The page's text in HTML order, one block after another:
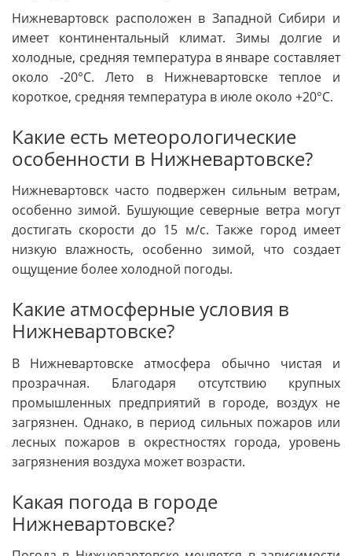
Нижневартовск расположен в Западной Сибири и
имеет континентальный климат. Зимы долгие и
холодные, средняя температура в январе составляет
около -20°C. Лето в Нижневартовске теплое и
короткое, средняя температура в июле около +20°C.
Какие есть метеорологические
особенности в Нижневартовске?
Нижневартовск часто подвержен сильным ветрам,
особенно зимой. Бушующие северные ветра могут
достигать скорости до 15 м/с. Также город имеет
низкую влажность, особенно зимой, что создает
ощущение более холодной погоды.
Какие атмосферные условия в
Нижневартовске?
В Нижневартовске атмосфера обычно чистая и
прозрачная. Благодаря отсутствию крупных
промышленных предприятий в городе, воздух не
загрязнен. Однако, в период сильных пожаров или
лесных пожаров в окрестностях города, уровень
загрязнения воздуха может возрасти.
Какая погода в городе
Нижневартовске?